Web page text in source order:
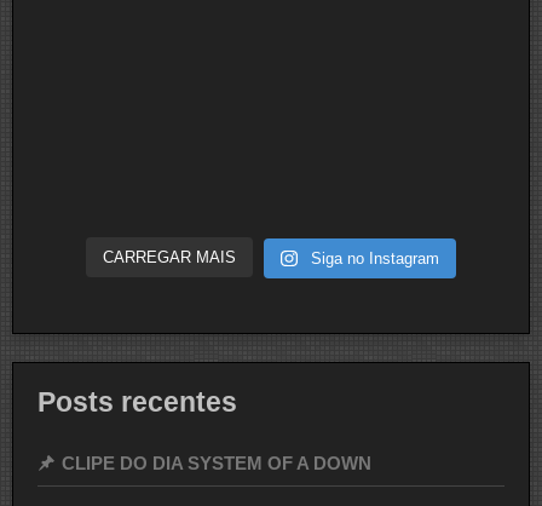
CARREGAR MAIS Siga no Instagram
Posts recentes
CLIPE DO DIA SYSTEM OF A DOWN